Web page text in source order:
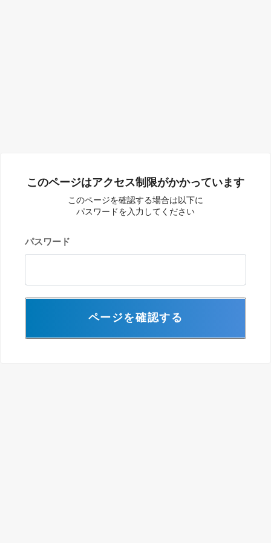
このページはアクセス制限がかかっています
このページを確認する場合は以下に
パスワードを入力してください
パスワード
ページを確認する